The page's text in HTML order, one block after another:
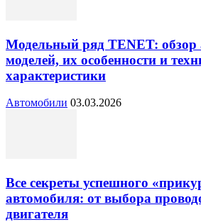
Модельный ряд TENET: обзор
моделей, их особенности и
характеристики
Автомобили 03.03.2026
Все секреты успешного
автомобиля: от выбора
двигателя